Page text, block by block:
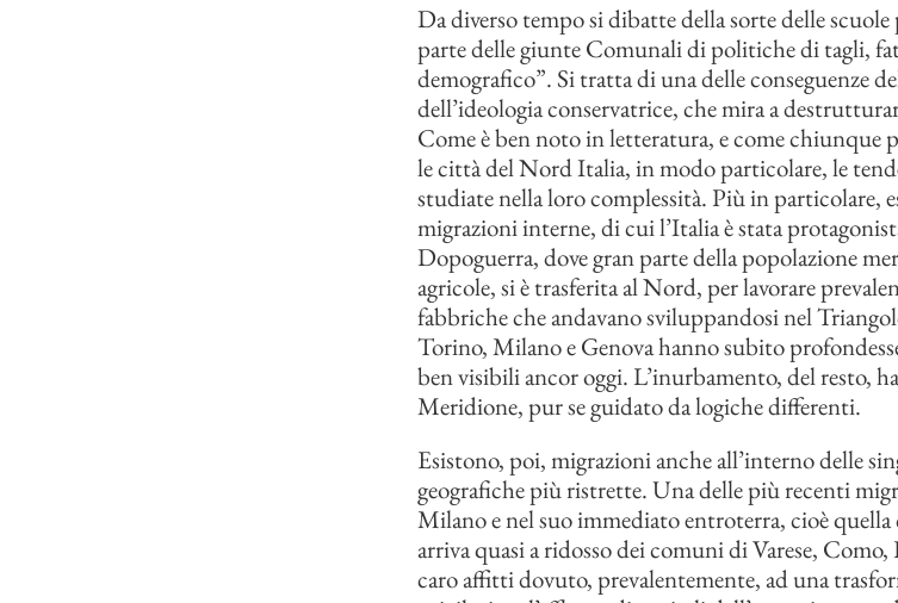
Da diverso tempo si dibatte della sorte delle
parte delle giunte Comunali di politiche di tagli,
demografico”. Si tratta di una delle conseguenze
dell’ideologia conservatrice, che mira a
Come è ben noto in letteratura, e come chiunque
le città del Nord Italia, in modo particolare, le
studiate nella loro complessità. Più in particolare,
migrazioni interne, di cui l’Italia è stata
Dopoguerra, dove gran parte della popolazione
agricole, si è trasferita al Nord, per lavorare
fabbriche che andavano sviluppandosi nel
Torino, Milano e Genova hanno subito
ben visibili ancor oggi. L’inurbamento, del resto,
Meridione, pur se guidato da logiche differenti.
Esistono, poi, migrazioni anche all’interno delle
geografiche più ristrette. Una delle più recenti
Milano e nel suo immediato entroterra, cioè
arriva quasi a ridosso dei comuni di Varese,
caro affitti dovuto, prevalentemente, ad una